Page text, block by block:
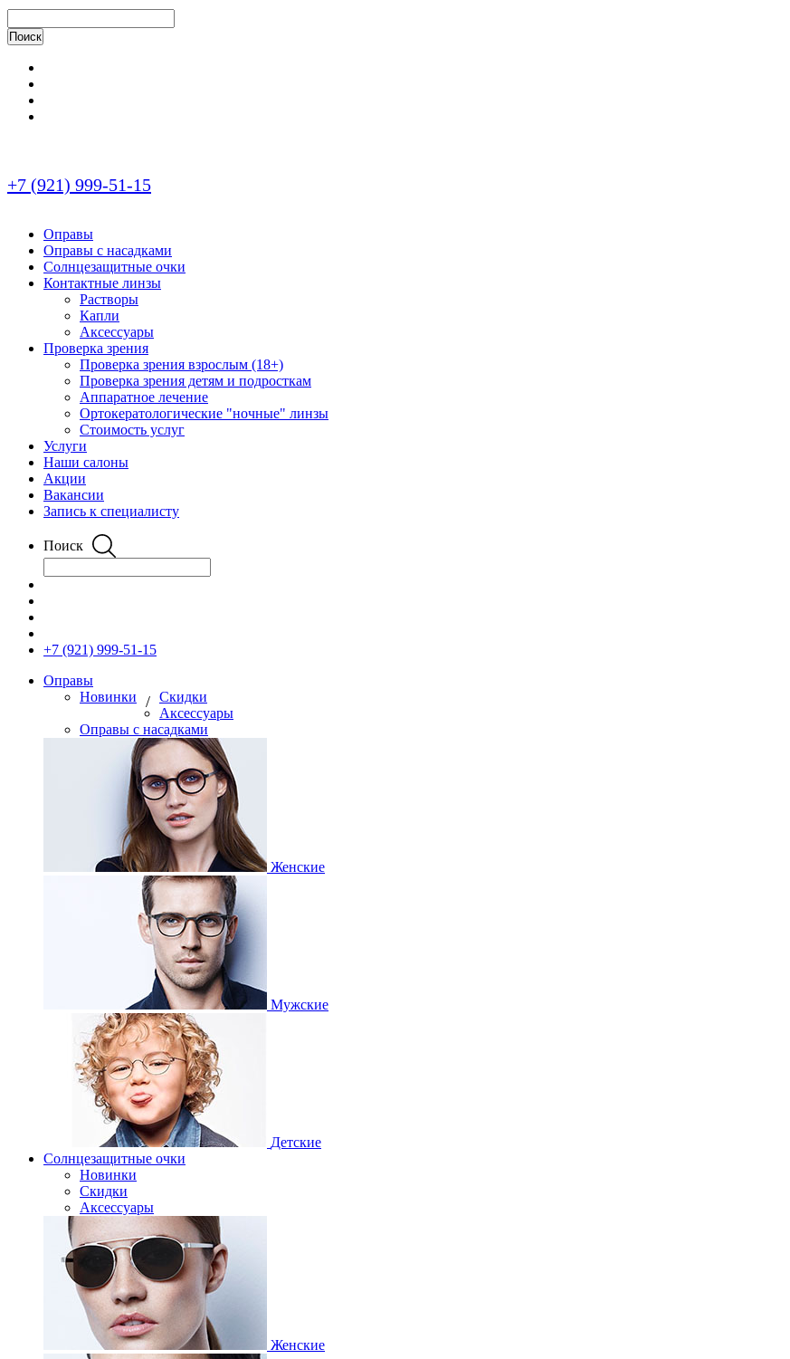
+7 (921) 999-51-15
Оправы
Оправы с насадками
Солнцезащитные очки
Контактные линзы
Растворы
Капли
Аксессуары
Проверка зрения
Проверка зрения взрослым (18+)
Проверка зрения детям и подросткам
Аппаратное лечение
Ортокератологические "ночные" линзы
Стоимость услуг
Услуги
Наши салоны
Акции
Вакансии
Запись к специалисту
Поиск
+7 (921) 999-51-15
Оправы
Новинки
/ Скидки
Аксессуары
Оправы с насадками
Женские
Мужские
Детские
Солнцезащитные очки
Новинки
Скидки
Аксессуары
Женские